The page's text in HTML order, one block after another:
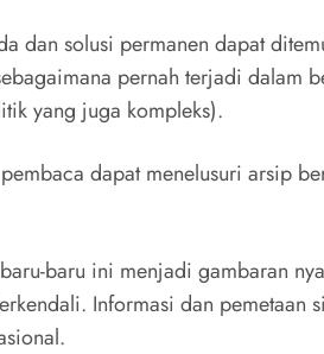
dan solusi permanen dapat
pernah terjadi dalam
yang juga kompleks).
dapat menelusuri arsip
baru ini menjadi gambaran
Informasi dan